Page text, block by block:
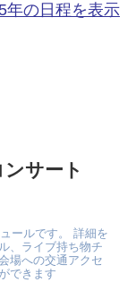
年の日程を表示
ンサート
ールです。 詳細を
、ライブ持ち物チ
場への交通アクセ
できます